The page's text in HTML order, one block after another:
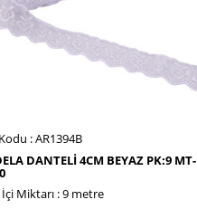
: AR1394B
DANTELİ 4CM BEYAZ PK:9 MT-
Miktarı : 9 metre